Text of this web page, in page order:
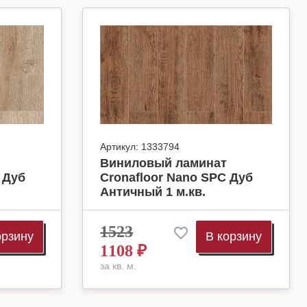
Дуб
Артикул: 1333794
Виниловый ламинат
Cronafloor Nano SPC Дуб
Античный 1 м.кв.
1523
1108 ₽
за кв. м.
В корзину